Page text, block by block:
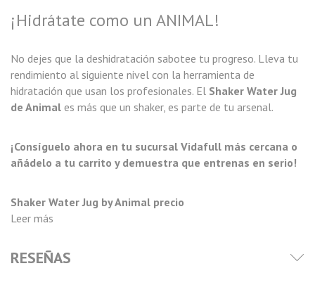
¡Hidrátate como un ANIMAL!
No dejes que la deshidratación sabotee tu progreso. Lleva tu
rendimiento al siguiente nivel con la herramienta de
hidratación que usan los profesionales. El Shaker Water Jug
de Animal es más que un shaker, es parte de tu arsenal.
¡Consíguelo ahora en tu sucursal Vidafull más cercana o
añádelo a tu carrito y demuestra que entrenas en serio!
Shaker Water Jug by Animal precio
Leer más
RESEÑAS